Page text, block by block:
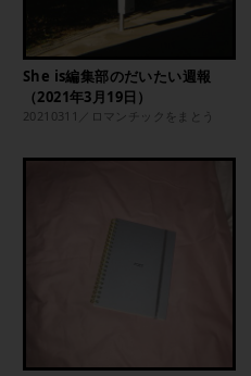
She is編集部のだいたい週報
（2021年3月19日）
20210311／ロマンチックをまとう